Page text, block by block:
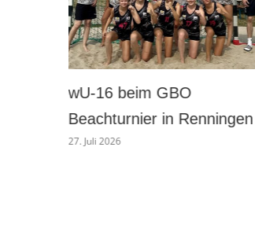
w-U16 beim German Beach
Open in Bremen
21. Juni 2026